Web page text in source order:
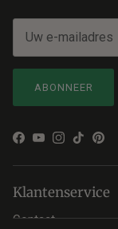
ABONNEER
Facebook
YouTubeInstagram
TikTok
Klantenservice
Contact